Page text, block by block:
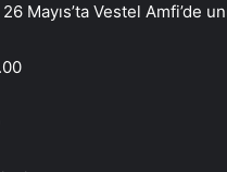
Mayıs’ta Vestel Amfi’de